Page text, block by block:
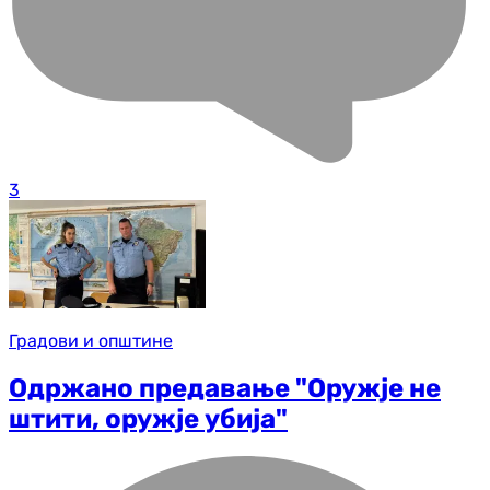
3
Градови и општине
Одржано предавање "Оружје не
штити, оружје убија"